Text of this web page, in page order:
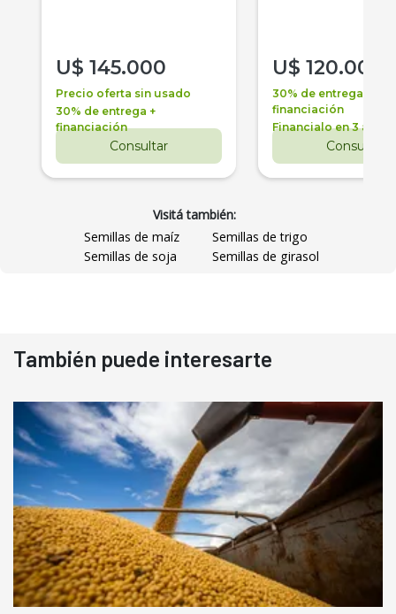
U$ 145.000
Precio oferta sin usado
30% de entrega +
financiación
Consultar
U$ 120.000
30% de entrega +
financiación
Financialo en 3 años
Consultar
Visitá también:
Semillas de maíz
Semillas de trigo
Semillas de soja
Semillas de girasol
También puede interesarte